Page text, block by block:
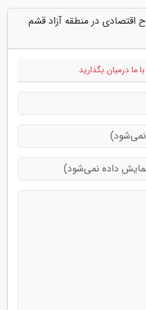
های مرتبط با "12 طرح اقتصادی در منطقه آزاد قشم
ما درمیان بگذارید